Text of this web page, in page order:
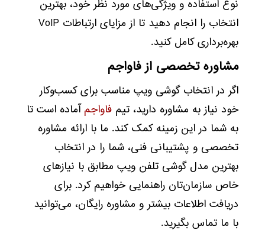
نوع استفاده و ویژگی‌های مورد نظر خود، بهترین
انتخاب را انجام دهید تا از مزایای ارتباطات VoIP
بهره‌برداری کامل کنید.
مشاوره تخصصی از فاواجم
اگر در انتخاب گوشی ویپ مناسب برای کسب‌وکار
خود نیاز به مشاوره دارید، تیم فاواجمآماده است تا
به شما در این زمینه کمک کند. ما با ارائه مشاوره
تخصصی و پشتیبانی فنی، شما را در انتخاب
بهترین مدل گوشی تلفن ویپ مطابق با نیازهای
خاص سازمان‌تان راهنمایی خواهیم کرد. برای
دریافت اطلاعات بیشتر و مشاوره رایگان، می‌توانید
با ما تماس بگیرید.